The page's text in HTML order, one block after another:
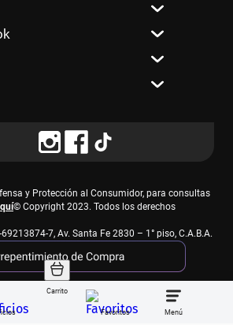
Carrito
Favoritos
y Protección al Consumidor, para consultas
© Copyright 2023. Todos los derechos
7, Av. Santa Fe 2830 – 1° piso, C.A.B.A.